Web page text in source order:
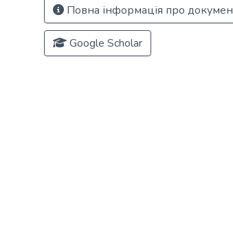
Повна інформація про
Google Scholar